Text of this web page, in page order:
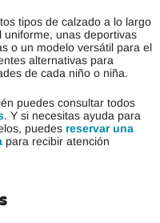
tipos de calzado a lo largo
unas deportivas
o un modelo versátil para el
alternativas para
de cada niño o niña.
puedes consultar todos
. Y si necesitas ayuda para
puedes reservar una
para recibir atención